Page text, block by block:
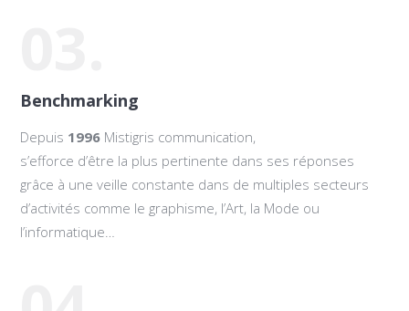
Benchmarking
Depuis 1996 Mistigris communication,
s’efforce d’être la plus pertinente dans ses réponses
grâce à une veille constante dans de multiples secteurs
d’activités comme le graphisme, l’Art, la Mode ou
l’informatique…